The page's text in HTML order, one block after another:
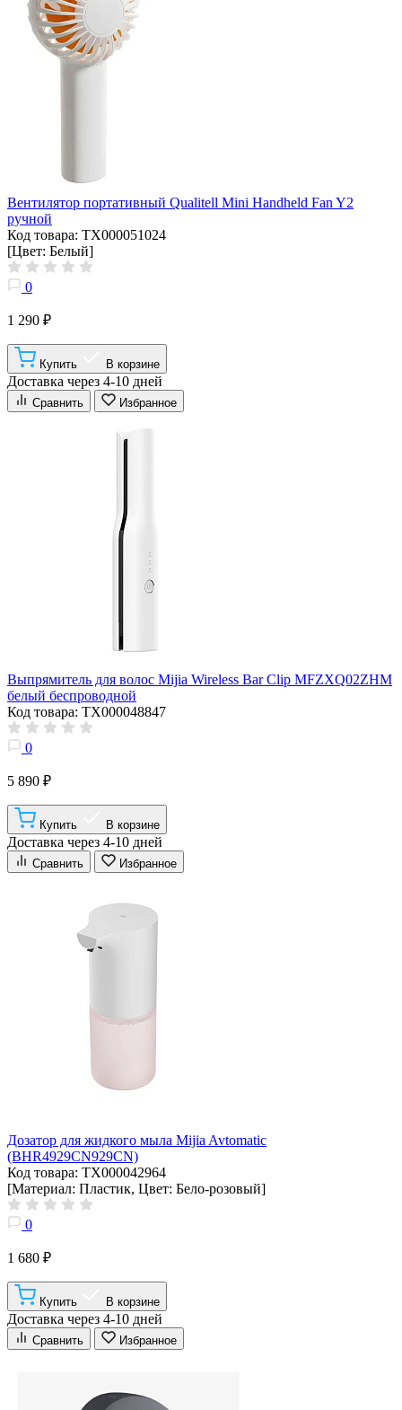
Вентилятор портативный Qualitell Mini Handheld Fan Y2
ручной
Код товара: ТХ000051024
[Цвет: Белый]
0
1 290 ₽
Купить В корзине
Доставка через 4-10 дней
Сравнить Избранное
Выпрямитель для волос Mijia Wireless Bar Clip MFZXQ02ZHM
белый беспроводной
Код товара: ТХ000048847
0
5 890 ₽
Купить В корзине
Доставка через 4-10 дней
Сравнить Избранное
Дозатор для жидкого мыла Mijia Avtomatic
(BHR4929CN929CN)
Код товара: ТХ000042964
[Материал: Пластик, Цвет: Бело-розовый]
0
1 680 ₽
Купить В корзине
Доставка через 4-10 дней
Сравнить Избранное